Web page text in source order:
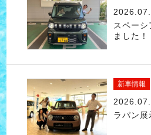
スペーシ
ました！
新車情報
ラパン展